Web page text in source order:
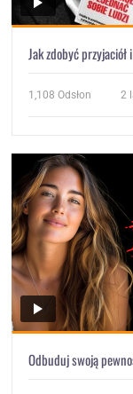
Jak zdobyć
1,108 Odsłon 2
Odbuduj swoją